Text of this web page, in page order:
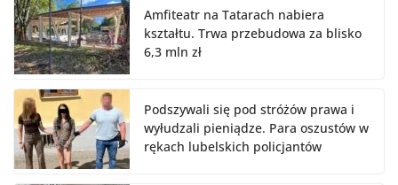
Amfiteatr na Tatarach nabiera
kształtu. Trwa przebudowa za blisko
6,3 mln zł
Podszywali się pod stróżów prawa i
wyłudzali pieniądze. Para oszustów w
rękach lubelskich policjantów